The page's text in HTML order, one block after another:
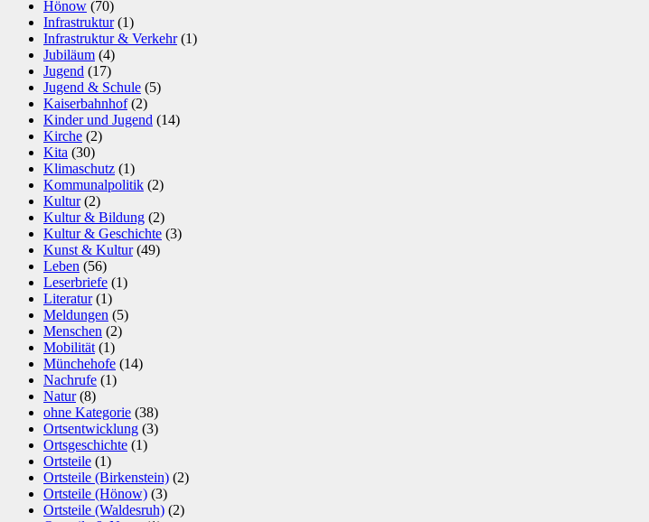
Hönow (70)
Infrastruktur(1)
Infrastruktur & Verkehr(1)
Jubiläum (4)
Jugend (17)
Jugend & Schule (5)
Kaiserbahnhof(2)
Kinder und Jugend (14)
Kirche (2)
Kita (30)
Klimaschutz (1)
Kommunalpolitik (2)
Kultur(2)
Kultur & Bildung (2)
Kultur & Geschichte (3)
Kunst & Kultur(49)
Leben (56)
Leserbriefe (1)
Literatur(1)
Meldungen (5)
Menschen (2)
Mobilität (1)
Münchehofe (14)
Nachrufe (1)
Natur(8)
ohne Kategorie (38)
Ortsentwicklung (3)
Ortsgeschichte (1)
Ortsteile (1)
Ortsteile (Birkenstein) (2)
Ortsteile (Hönow) (3)
Ortsteile (Waldesruh) (2)